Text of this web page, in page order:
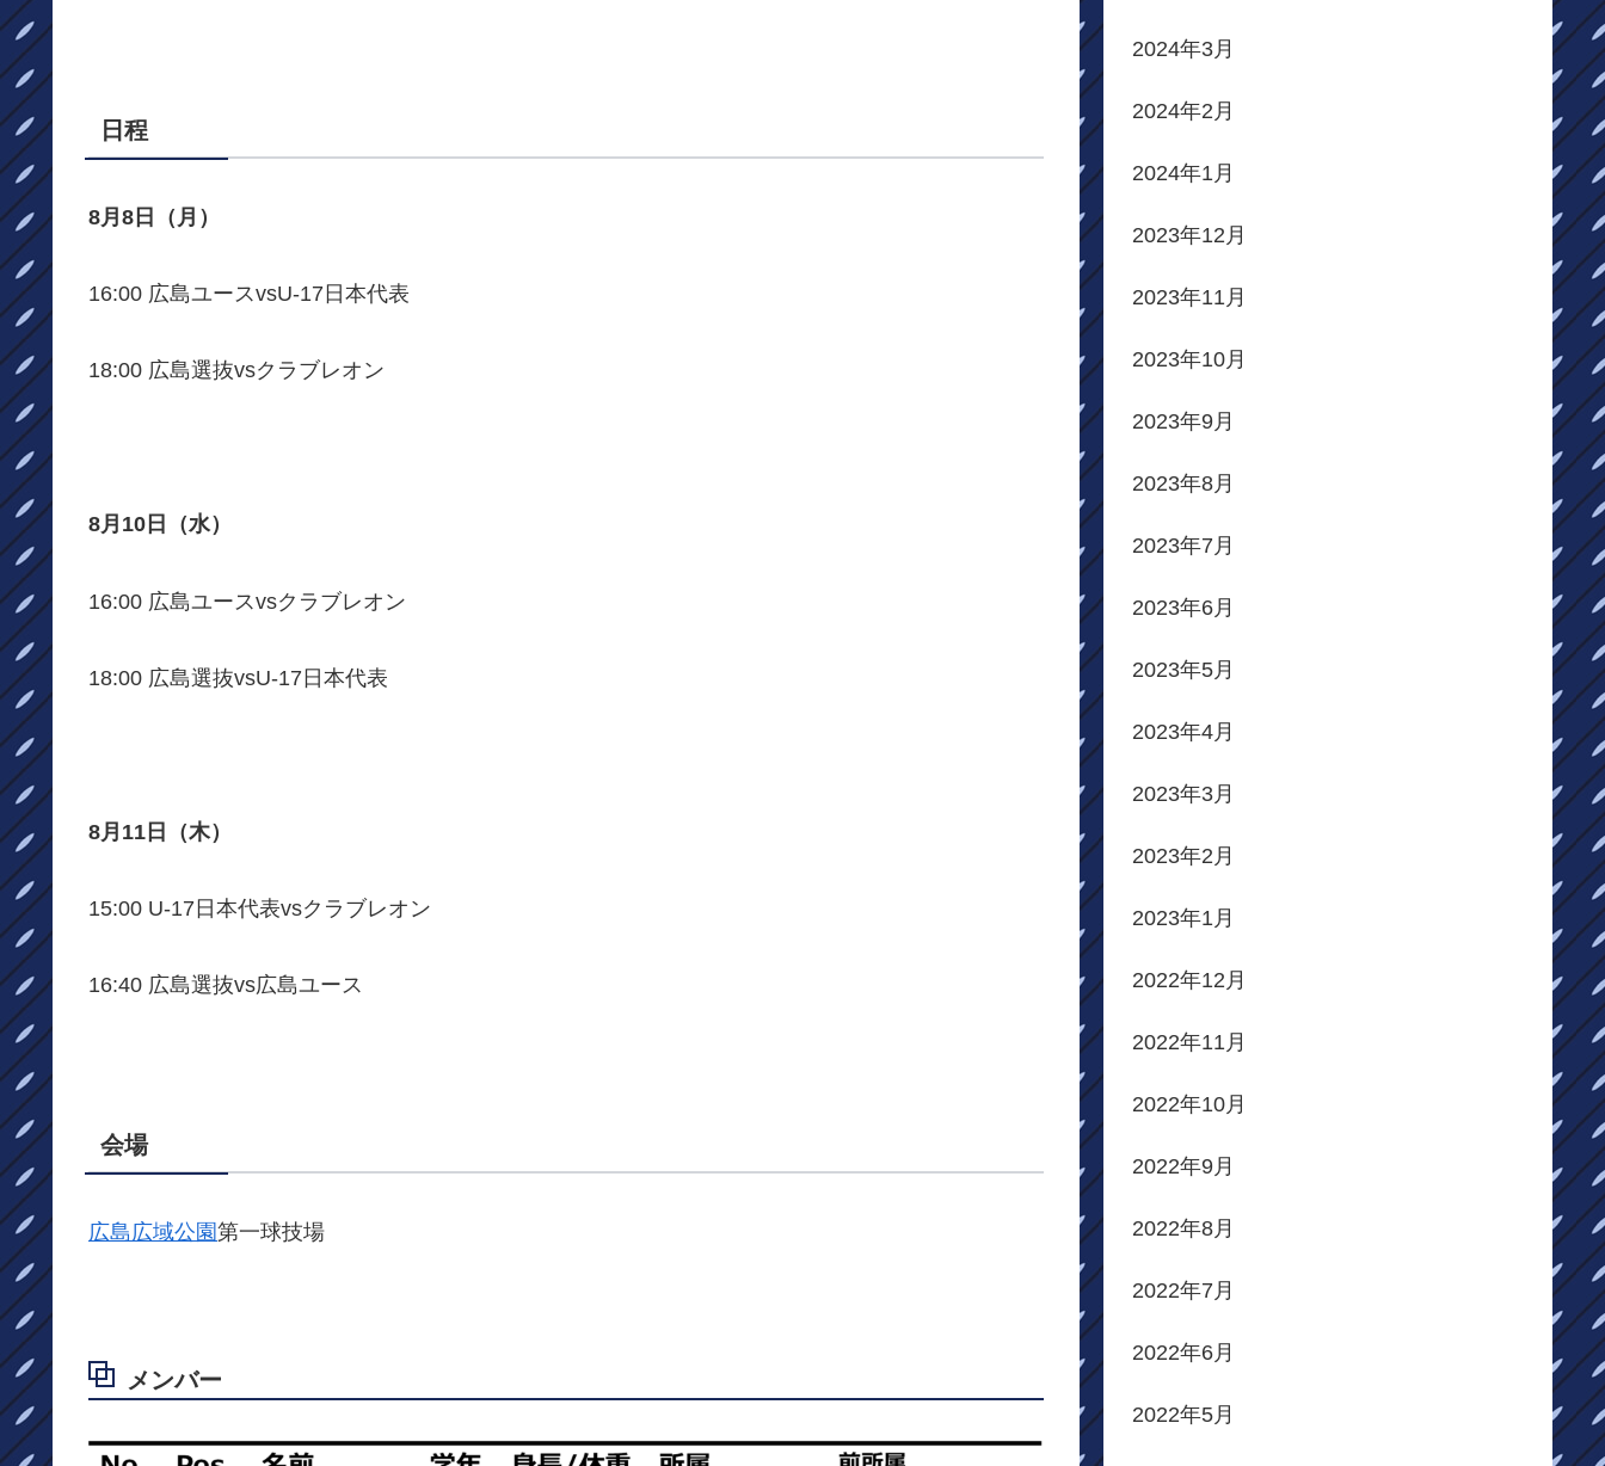
日程
8月8日（月）
16:00 広島ユースvsU-17日本代表
18:00 広島選抜vsクラブレオン
8月10日（水）
16:00 広島ユースvsクラブレオン
18:00 広島選抜vsU-17日本代表
8月11日（木）
15:00 U-17日本代表vsクラブレオン
16:40 広島選抜vs広島ユース
会場
広島広域公園第一球技場
メンバー
2024年3月
2024年2月
2024年1月
2023年12月
2023年11月
2023年10月
2023年9月
2023年8月
2023年7月
2023年6月
2023年5月
2023年4月
2023年3月
2023年2月
2023年1月
2022年12月
2022年11月
2022年10月
2022年9月
2022年8月
2022年7月
2022年6月
2022年5月